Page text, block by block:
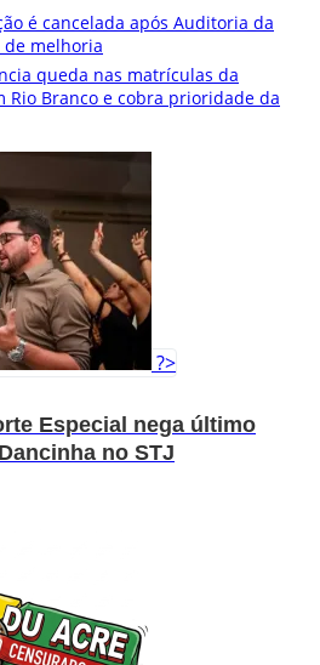
é cancelada após Auditoria da
de melhoria
queda nas matrículas da
Rio Branco e cobra prioridade da
?>
Especial nega último
no STJ